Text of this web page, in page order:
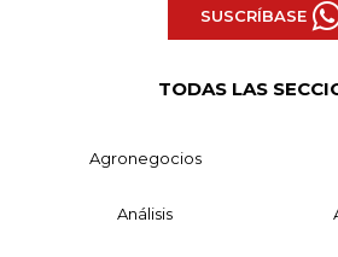
SUSCRÍBASE
TODAS LAS
Agronegocios
Análisis